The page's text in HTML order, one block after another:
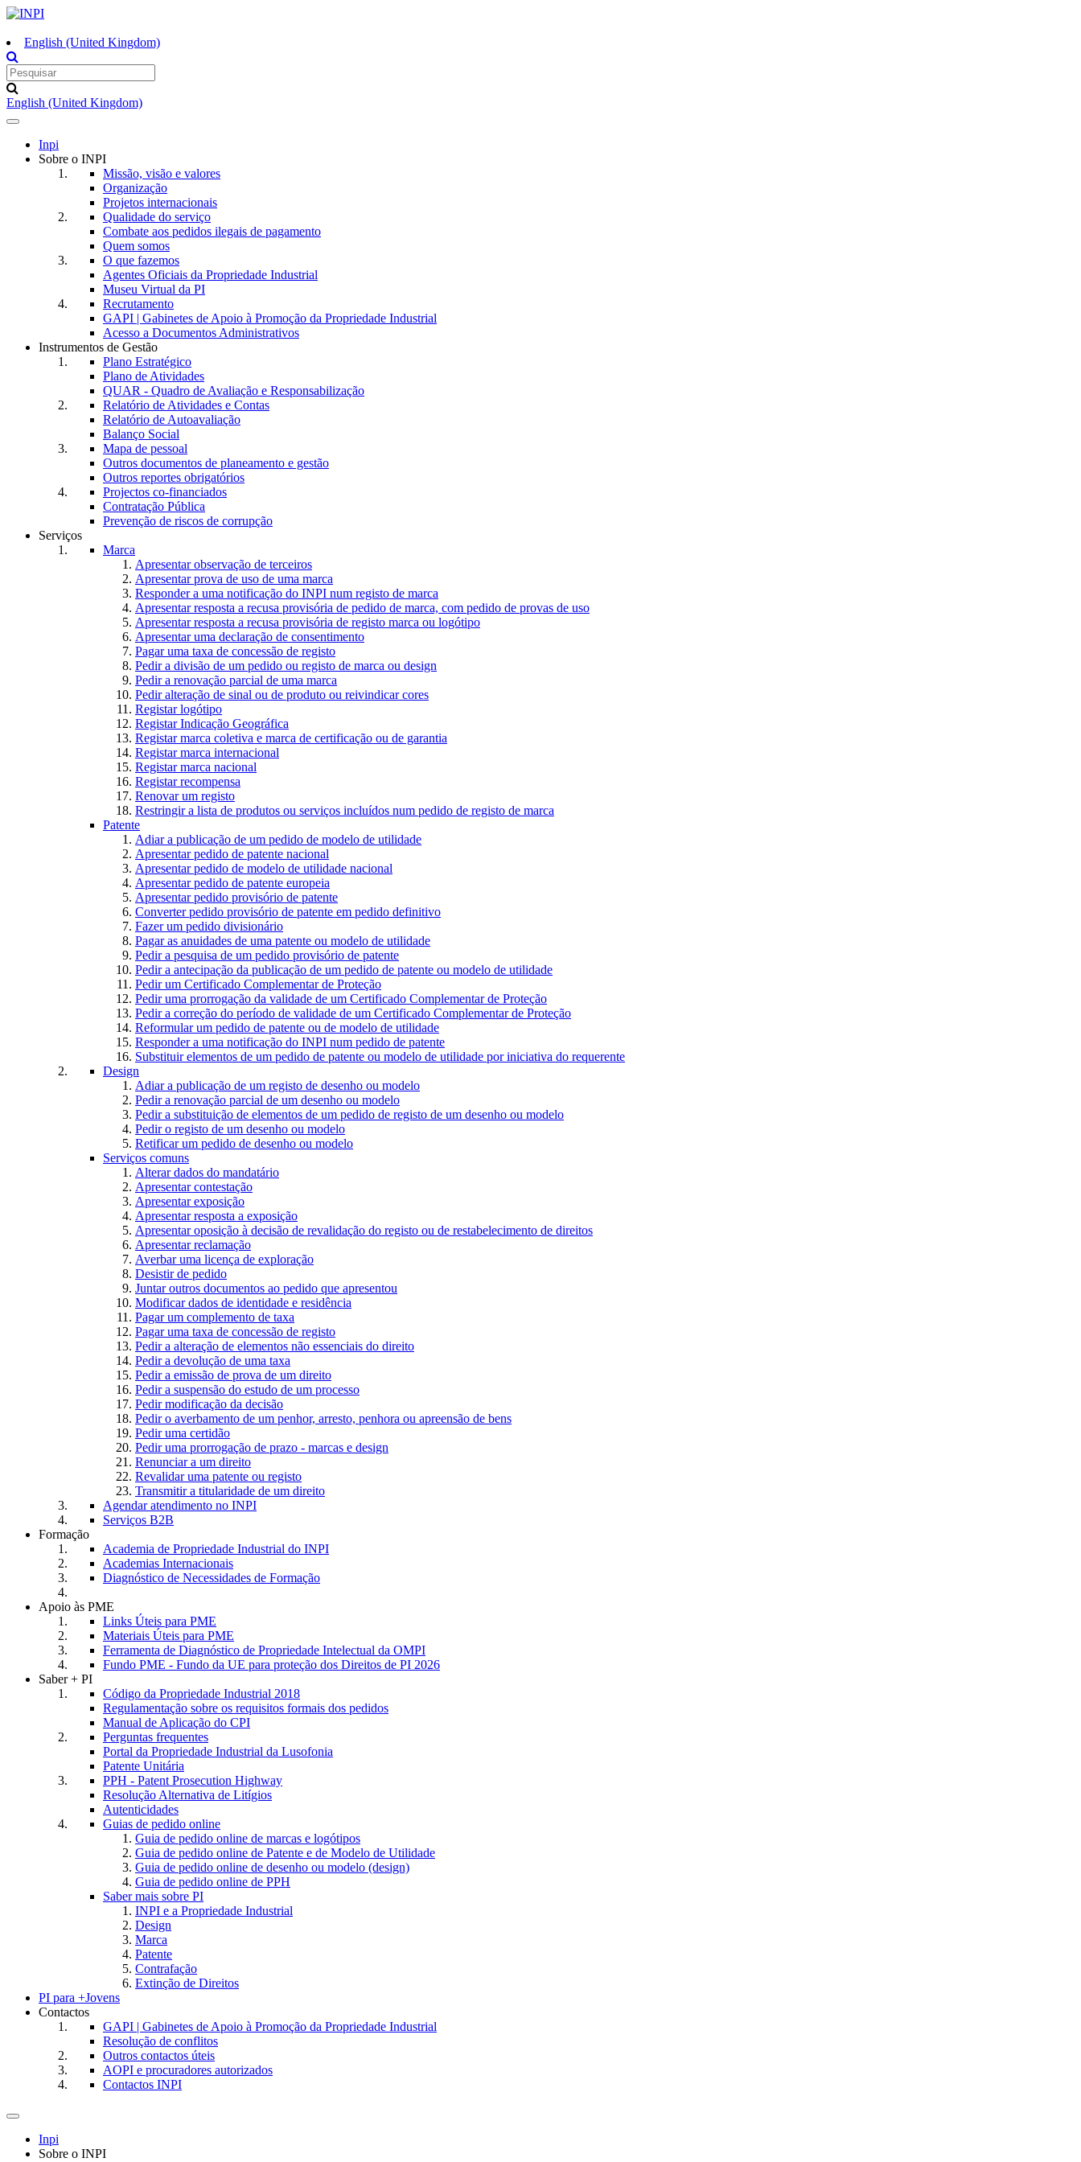
English (United Kingdom)
English (United Kingdom)
Toggle
navigation
Inpi
Sobre o INPI
Missão, visão e valores
Organização
Projetos internacionais
Qualidade do serviço
Combate aos pedidos ilegais de pagamento
Quem somos
O que fazemos
Agentes Oficiais da Propriedade Industrial
Museu Virtual da PI
Recrutamento
GAPI | Gabinetes de Apoio à Promoção da Propriedade Industrial
Acesso a Documentos Administrativos
Instrumentos de Gestão
Plano Estratégico
Plano de Atividades
QUAR - Quadro de Avaliação e Responsabilização
Relatório de Atividades e Contas
Relatório de Autoavaliação
Balanço Social
Mapa de pessoal
Outros documentos de planeamento e gestão
Outros reportes obrigatórios
Projectos co-financiados
Contratação Pública
Prevenção de riscos de corrupção
Serviços
Marca
Apresentar observação de terceiros
Apresentar prova de uso de uma marca
Responder a uma notificação do INPI num registo de marca
Apresentar resposta a recusa provisória de pedido de marca, com pedido de provas de uso
Apresentar resposta a recusa provisória de registo marca ou logótipo
Apresentar uma declaração de consentimento
Pagar uma taxa de concessão de registo
Pedir a divisão de um pedido ou registo de marca ou design
Pedir a renovação parcial de uma marca
Pedir alteração de sinal ou de produto ou reivindicar cores
Registar logótipo
Registar Indicação Geográfica
Registar marca coletiva e marca de certificação ou de garantia
Registar marca internacional
Registar marca nacional
Registar recompensa
Renovar um registo
Restringir a lista de produtos ou serviços incluídos num pedido de registo de marca
Patente
Adiar a publicação de um pedido de modelo de utilidade
Apresentar pedido de patente nacional
Apresentar pedido de modelo de utilidade nacional
Apresentar pedido de patente europeia
Apresentar pedido provisório de patente
Converter pedido provisório de patente em pedido definitivo
Fazer um pedido divisionário
Pagar as anuidades de uma patente ou modelo de utilidade
Pedir a pesquisa de um pedido provisório de patente
Pedir a antecipação da publicação de um pedido de patente ou modelo de utilidade
Pedir um Certificado Complementar de Proteção
Pedir uma prorrogação da validade de um Certificado Complementar de Proteção
Pedir a correção do período de validade de um Certificado Complementar de Proteção
Reformular um pedido de patente ou de modelo de utilidade
Responder a uma notificação do INPI num pedido de patente
Substituir elementos de um pedido de patente ou modelo de utilidade por iniciativa do requerente
Design
Adiar a publicação de um registo de desenho ou modelo
Pedir a renovação parcial de um desenho ou modelo
Pedir a substituição de elementos de um pedido de registo de um desenho ou modelo
Pedir o registo de um desenho ou modelo
Retificar um pedido de desenho ou modelo
Serviços comuns
Alterar dados do mandatário
Apresentar contestação
Apresentar exposição
Apresentar resposta a exposição
Apresentar oposição à decisão de revalidação do registo ou de restabelecimento de direitos
Apresentar reclamação
Averbar uma licença de exploração
Desistir de pedido
Juntar outros documentos ao pedido que apresentou
Modificar dados de identidade e residência
Pagar um complemento de taxa
Pagar uma taxa de concessão de registo
Pedir a alteração de elementos não essenciais do direito
Pedir a devolução de uma taxa
Pedir a emissão de prova de um direito
Pedir a suspensão do estudo de um processo
Pedir modificação da decisão
Pedir o averbamento de um penhor, arresto, penhora ou apreensão de bens
Pedir uma certidão
Pedir uma prorrogação de prazo - marcas e design
Renunciar a um direito
Revalidar uma patente ou registo
Transmitir a titularidade de um direito
Agendar atendimento no INPI
Serviços B2B
Formação
Academia de Propriedade Industrial do INPI
Academias Internacionais
Diagnóstico de Necessidades de Formação
Apoio às PME
Links Úteis para PME
Materiais Úteis para PME
Ferramenta de Diagnóstico de Propriedade Intelectual da OMPI
Fundo PME - Fundo da UE para proteção dos Direitos de PI 2026
Saber + PI
Código da Propriedade Industrial 2018
Regulamentação sobre os requisitos formais dos pedidos
Manual de Aplicação do CPI
Perguntas frequentes
Portal da Propriedade Industrial da Lusofonia
Patente Unitária
PPH - Patent Prosecution Highway
Resolução Alternativa de Litígios
Autenticidades
Guias de pedido online
Guia de pedido online de marcas e logótipos
Guia de pedido online de Patente e de Modelo de Utilidade
Guia de pedido online de desenho ou modelo (design)
Guia de pedido online de PPH
Saber mais sobre PI
INPI e a Propriedade Industrial
Design
Marca
Patente
Contrafação
Extinção de Direitos
PI para +Jovens
Contactos
GAPI | Gabinetes de Apoio à Promoção da Propriedade Industrial
Resolução de conflitos
Outros contactos úteis
AOPI e procuradores autorizados
Contactos INPI
Toggle
navigation
Inpi
Sobre o INPI